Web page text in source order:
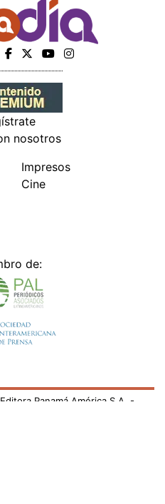
nosotros
Impresos
Cine
de:
Panamá América S.A. -